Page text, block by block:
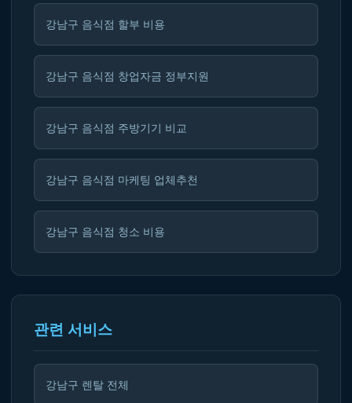
강남구 음식점 할부 비용
강남구 음식점 창업자금 정부지원
강남구 음식점 주방기기 비교
강남구 음식점 마케팅 업체추천
강남구 음식점 청소 비용
관련 서비스
강남구 렌탈 전체